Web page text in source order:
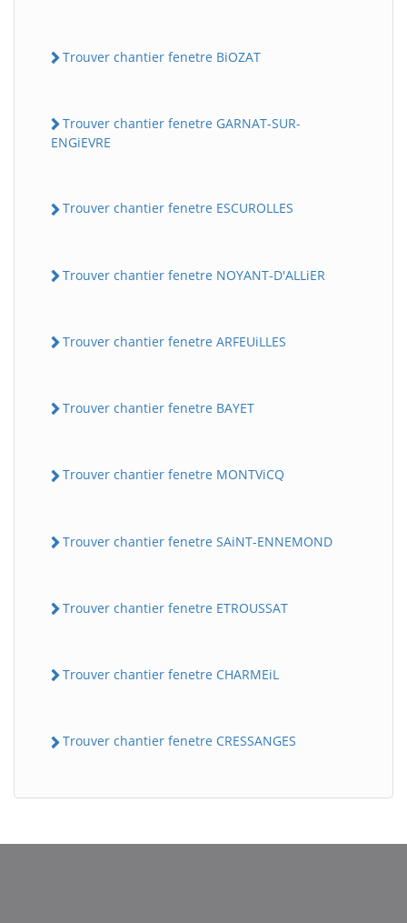
Trouver chantier fenetre BiOZAT
Trouver chantier fenetre GARNAT-SUR-
ENGiEVRE
Trouver chantier fenetre ESCUROLLES
Trouver chantier fenetre NOYANT-D'ALLiER
Trouver chantier fenetre ARFEUiLLES
Trouver chantier fenetre BAYET
Trouver chantier fenetre MONTViCQ
Trouver chantier fenetre SAiNT-ENNEMOND
Trouver chantier fenetre ETROUSSAT
Trouver chantier fenetre CHARMEiL
Trouver chantier fenetre CRESSANGES
B BatiWebPro
Assistant en ligne